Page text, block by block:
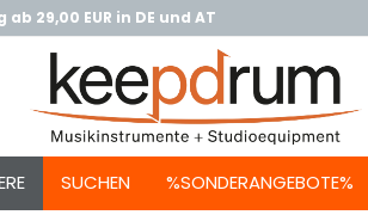
29,00 EUR in DE und AT
SUCHEN %SONDERANGEBOTE%